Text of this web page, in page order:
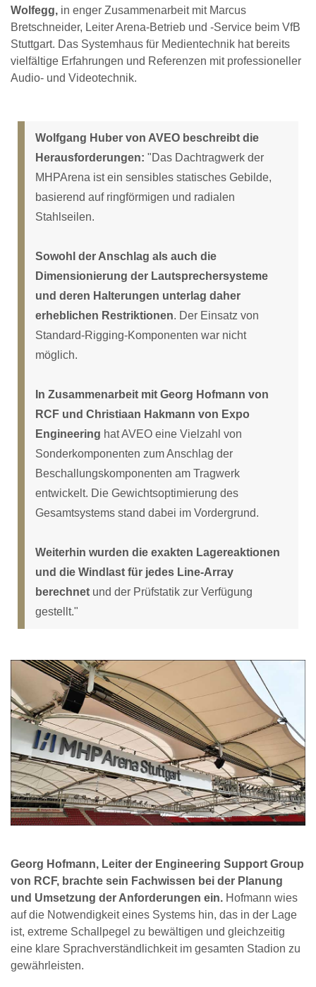
Wolfegg, in enger Zusammenarbeit mit Marcus
Bretschneider, Leiter Arena-Betrieb und -Service beim VfB
Stuttgart. Das Systemhaus für Medientechnik hat bereits
vielfältige Erfahrungen und Referenzen mit professioneller
Audio- und Videotechnik.
Wolfgang Huber von AVEO beschreibt die
Herausforderungen: "Das Dachtragwerk der
MHPArena ist ein sensibles statisches Gebilde,
basierend auf ringförmigen und radialen
Stahlseilen.
Sowohl der Anschlag als auch die
Dimensionierung der Lautsprechersysteme
und deren Halterungen unterlag daher
erheblichen Restriktionen. Der Einsatz von
Standard-Rigging-Komponenten war nicht
möglich.
In Zusammenarbeit mit Georg Hofmann von
RCF und Christiaan Hakmann von Expo
Engineering hat AVEO eine Vielzahl von
Sonderkomponenten zum Anschlag der
Beschallungskomponenten am Tragwerk
entwickelt. Die Gewichtsoptimierung des
Gesamtsystems stand dabei im Vordergrund.
Weiterhin wurden die exakten Lagereaktionen
und die Windlast für jedes Line-Array
berechnet und der Prüfstatik zur Verfügung
gestellt."
Georg Hofmann, Leiter der Engineering Support Group
von RCF, brachte sein Fachwissen bei der Planung
und Umsetzung der Anforderungen ein. Hofmann wies
auf die Notwendigkeit eines Systems hin, das in der Lage
ist, extreme Schallpegel zu bewältigen und gleichzeitig
eine klare Sprachverständlichkeit im gesamten Stadion zu
gewährleisten.